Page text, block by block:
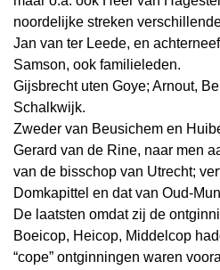
noordelijke streken
Jan van ter Leede, en
Samson, ook familieleden.
Gijsbrecht uten Goye; Arnout,
Schalkwijk.
Zweder van Beusichem en
Gerard van de Rine, naar men
van de bisschop van Utrecht;
Domkapittel en dat van Oud-
De laatsten omdat zij de
Boeicop, Heicop, Middelcop
“cope” ontginningen waren